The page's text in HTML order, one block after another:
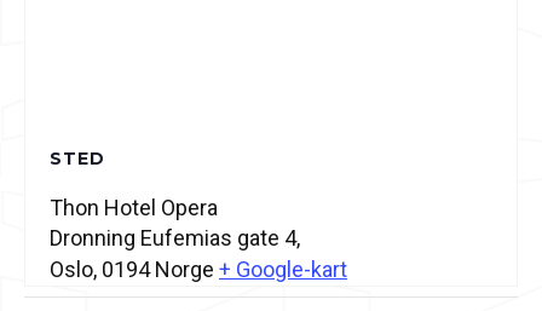
STED
Thon Hotel Opera
Dronning Eufemias gate 4,
Oslo, 0194 Norge + Google-kart